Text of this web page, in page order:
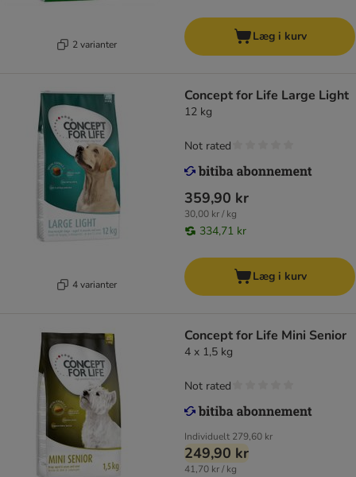
2 varianter
Læg i kurv
4 varianter
Concept for Life Large Light
12 kg
359,90 kr
30,00 kr / kg
334,71 kr
Not rated
Læg i kurv
Concept for Life Mini Senior
4 x 1,5 kg
Individuelt 279,60 kr
249,90 kr
41,70 kr / kg
Not rated